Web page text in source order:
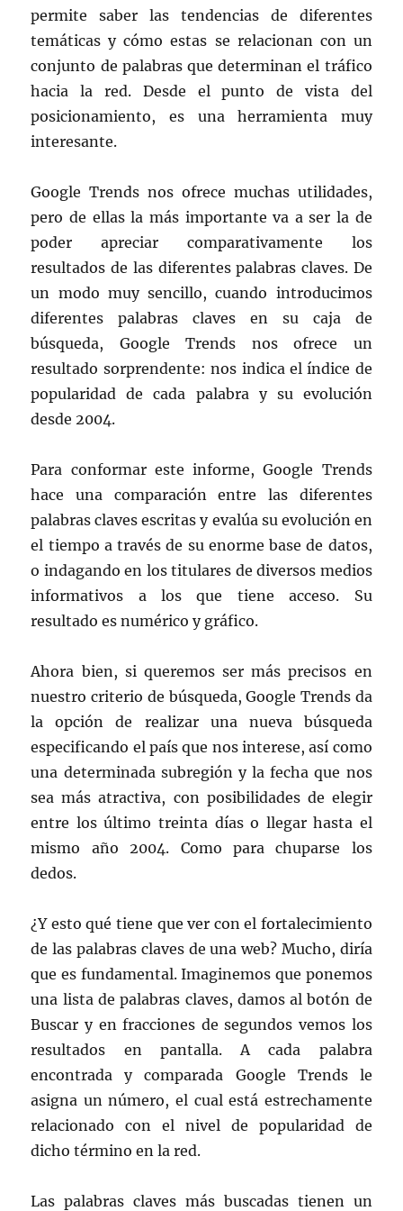
permite saber las tendencias de diferentes
temáticas y cómo estas se relacionan con un
conjunto de palabras que determinan el tráfico
hacia la red. Desde el punto de vista del
posicionamiento, es una herramienta muy
interesante.
Google Trends nos ofrece muchas utilidades,
pero de ellas la más importante va a ser la de
poder apreciar comparativamente los
resultados de las diferentes palabras claves. De
un modo muy sencillo, cuando introducimos
diferentes palabras claves en su caja de
búsqueda, Google Trends nos ofrece un
resultado sorprendente: nos indica el índice de
popularidad de cada palabra y su evolución
desde 2004.
Para conformar este informe, Google Trends
hace una comparación entre las diferentes
palabras claves escritas y evalúa su evolución en
el tiempo a través de su enorme base de datos,
o indagando en los titulares de diversos medios
informativos a los que tiene acceso. Su
resultado es numérico y gráfico.
Ahora bien, si queremos ser más precisos en
nuestro criterio de búsqueda, Google Trends da
la opción de realizar una nueva búsqueda
especificando el país que nos interese, así como
una determinada subregión y la fecha que nos
sea más atractiva, con posibilidades de elegir
entre los último treinta días o llegar hasta el
mismo año 2004. Como para chuparse los
dedos.
¿Y esto qué tiene que ver con el fortalecimiento
de las palabras claves de una web? Mucho, diría
que es fundamental. Imaginemos que ponemos
una lista de palabras claves, damos al botón de
Buscar y en fracciones de segundos vemos los
resultados en pantalla. A cada palabra
encontrada y comparada Google Trends le
asigna un número, el cual está estrechamente
relacionado con el nivel de popularidad de
dicho término en la red.
Las palabras claves más buscadas tienen un